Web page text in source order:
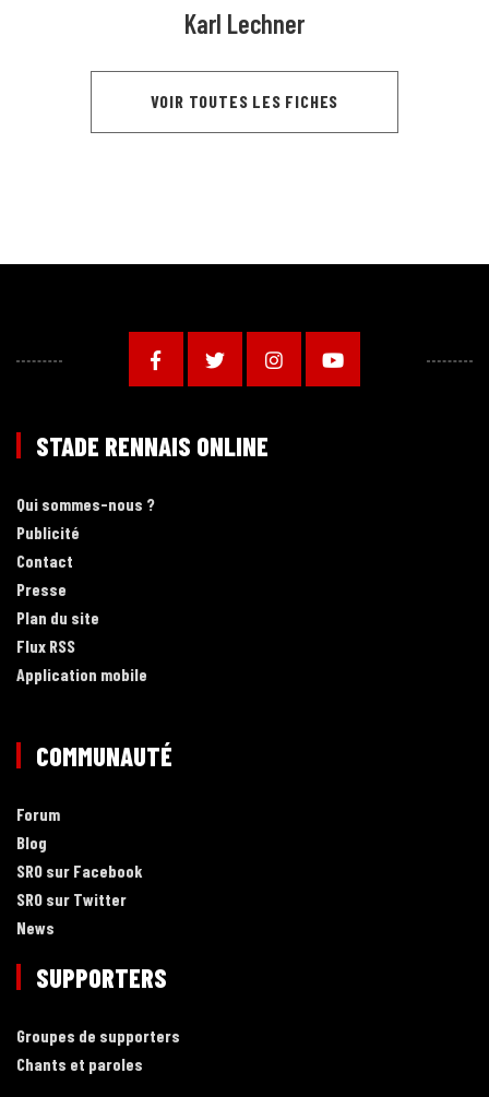
Karl Lechner
VOIR TOUTES LES FICHES
STADE RENNAIS ONLINE
Qui sommes-nous ?
Publicité
Contact
Presse
Plan du site
Flux RSS
Application mobile
COMMUNAUTÉ
Forum
Blog
SRO sur Facebook
SRO sur Twitter
News
SUPPORTERS
Groupes de supporters
Chants et paroles